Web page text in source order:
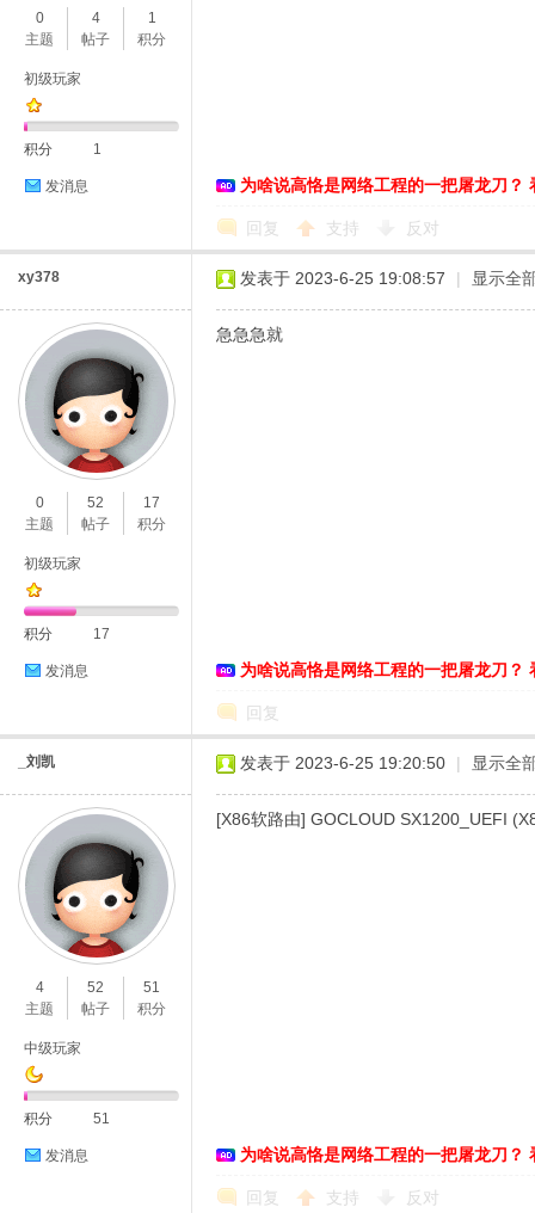
0
主题
4
帖子
1
积分
初级玩家
积分 1
发消息 为啥说高恪是网络工程的一把屠龙刀？
回复 支持 反对
xy378
0
主题
52
帖子
17
积分
初级玩家
积分 17
发消息
发表于 2023-6-25 19:08:57 | 显示全
急急急就
为啥说高恪是网络工程的一把屠龙刀？
回复
_刘凯
4
主题
52
帖子
51
积分
中级玩家
积分 51
发消息
发表于 2023-6-25 19:20:50 | 显示全
[X86软路由] GOCLOUD SX1200_UEFI
为啥说高恪是网络工程的一把屠龙刀？
回复 支持 反对